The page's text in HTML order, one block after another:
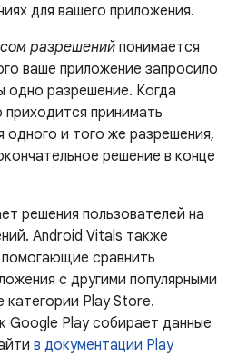
для вашего приложения.
разрешений понимается
ваше приложение запросило
одно разрешение. Когда
принимать
одного и того же разрешения,
решение в конце
решения пользователей на
Android Vitals также
сравнить
с другими популярными
Play Store.
Play собирает данные
в документации Play